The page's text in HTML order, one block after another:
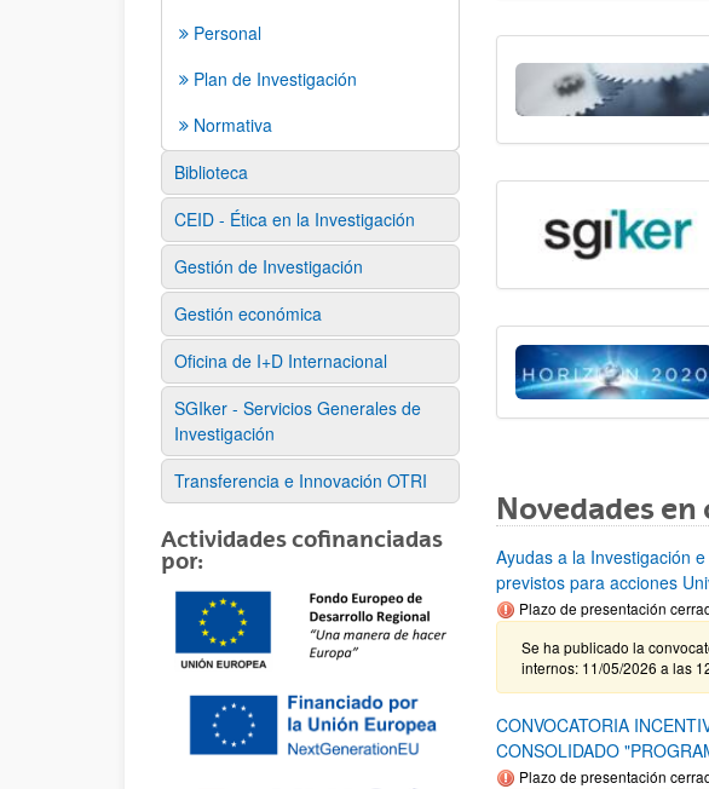
Personal
Plan de Investigación
Normativa
Biblioteca
CEID - Ética en la Investigación
Gestión de Investigación
Gestión económica
Oficina de I+D Internacional
SGIker - Servicios Generales de
Investigación
Transferencia e Innovación OTRI
Actividades cofinanciadas
por:
Novedades
Ayudas a la Investigación
previstos para acciones
Plazo de presentación
Se ha publicado la
internos: 11/05/2026 a las
CONVOCATORIA
CONSOLIDADO
Plazo de presentación